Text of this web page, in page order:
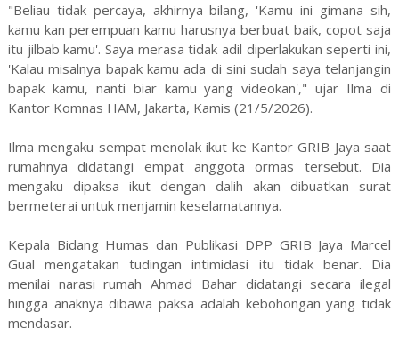
"Beliau tidak percaya, akhirnya bilang, 'Kamu ini gimana sih,
kamu kan perempuan kamu harusnya berbuat baik, copot saja
itu jilbab kamu'. Saya merasa tidak adil diperlakukan seperti ini,
'Kalau misalnya bapak kamu ada di sini sudah saya telanjangin
bapak kamu, nanti biar kamu yang videokan'," ujar Ilma di
Kantor Komnas HAM, Jakarta, Kamis (21/5/2026).
Ilma mengaku sempat menolak ikut ke Kantor GRIB Jaya saat
rumahnya didatangi empat anggota ormas tersebut. Dia
mengaku dipaksa ikut dengan dalih akan dibuatkan surat
bermeterai untuk menjamin keselamatannya.
Kepala Bidang Humas dan Publikasi DPP GRIB Jaya Marcel
Gual mengatakan tudingan intimidasi itu tidak benar. Dia
menilai narasi rumah Ahmad Bahar didatangi secara ilegal
hingga anaknya dibawa paksa adalah kebohongan yang tidak
mendasar.